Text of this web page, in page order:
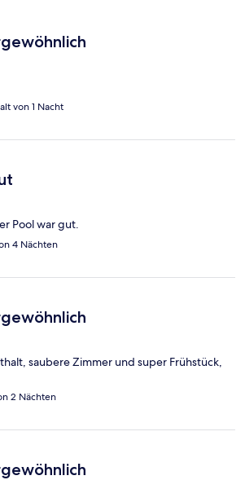
von 1 Nacht
Pool war gut.
4 Nächten
saubere Zimmer und super Frühstück,
2 Nächten